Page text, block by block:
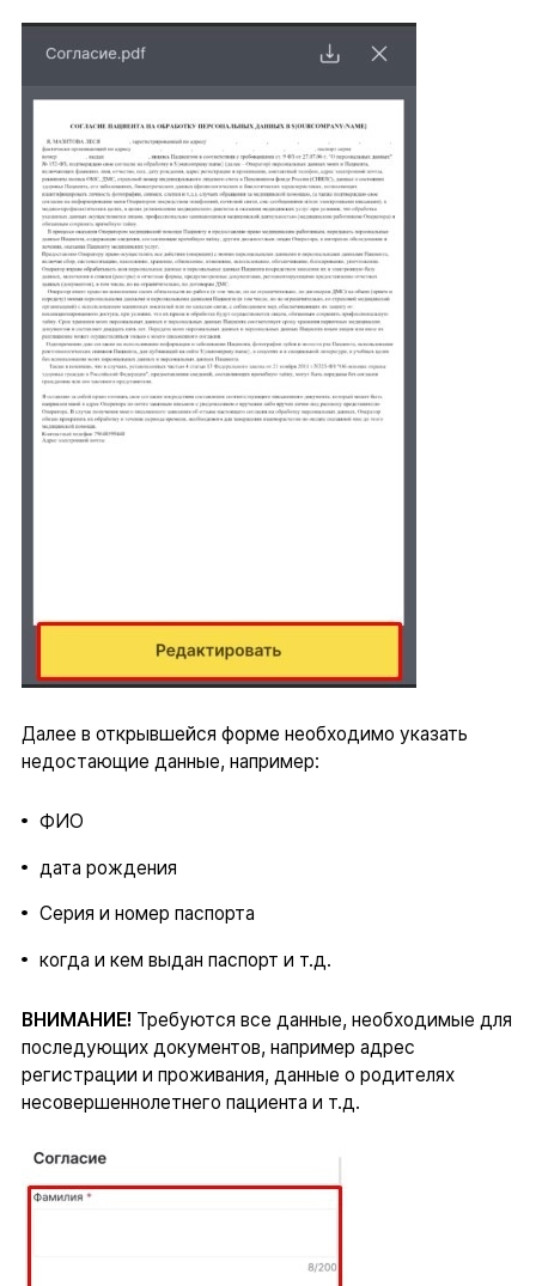
Далее в открывшейся форме необходимо указать
недостающие данные, например:
ФИО
дата рождения
Серия и номер паспорта
когда и кем выдан паспорт и т.д.
ВНИМАНИЕ! Требуются все данные, необходимые для
последующих документов, например адрес
регистрации и проживания, данные о родителях
несовершеннолетнего пациента и т.д.